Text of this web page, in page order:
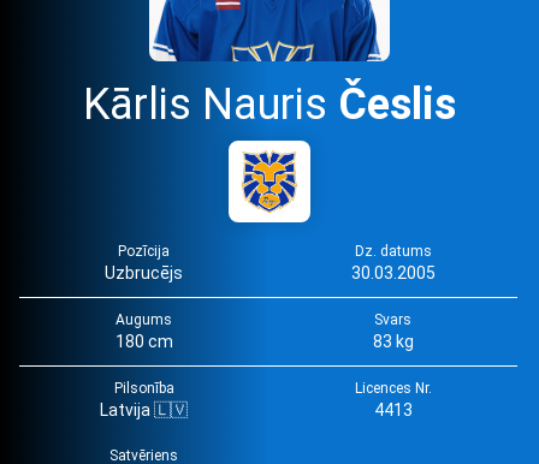
Kārlis Nauris Česlis
Pozīcija
Uzbrucējs
Dz. datums
30.03.2005
Augums
180 cm
Svars
83 kg
Pilsonība
Latvija 🇱🇻
Licences Nr.
4413
Satvēriens